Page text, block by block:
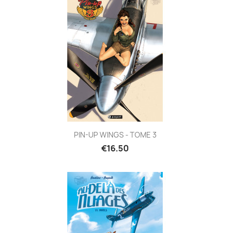
PIN-UP WINGS - TOME 3
€16.50